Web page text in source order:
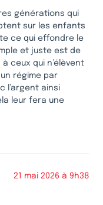
générations qui
sur les enfants
ce qui effondre le
et juste est de
ceux qui n’élèvent
régime par
l’argent ainsi
leur fera une
21 mai 2026 à 9h38